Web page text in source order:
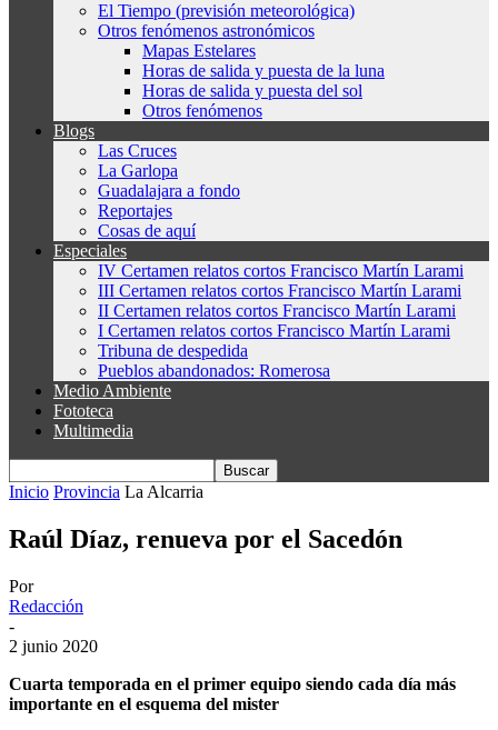
El Tiempo (previsión meteorológica)
Otros fenómenos astronómicos
Mapas Estelares
Horas de salida y puesta de la luna
Horas de salida y puesta del sol
Otros fenómenos
Blogs
Las Cruces
La Garlopa
Guadalajara a fondo
Reportajes
Cosas de aquí
Especiales
IV Certamen relatos cortos Francisco Martín Larami
III Certamen relatos cortos Francisco Martín Larami
II Certamen relatos cortos Francisco Martín Larami
I Certamen relatos cortos Francisco Martín Larami
Tribuna de despedida
Pueblos abandonados: Romerosa
Medio Ambiente
Fototeca
Multimedia
Inicio Provincia La Alcarria
Raúl Díaz, renueva por el Sacedón
Por
Redacción
-
2 junio 2020
Cuarta temporada en el primer equipo siendo cada día más
importante en el esquema del mister